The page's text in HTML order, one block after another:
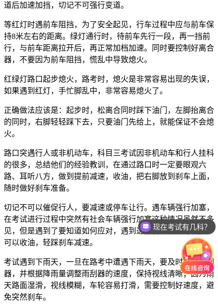
道后加速加挡，切记不可强行变道。
等红灯时遇前车阻挡，为了安全起见，行车过程中应与前车保
持8米左右的距离。绿灯通行时，待前车先行一段，再一挡前
行，与前车距离拉开后，再正常加档加速。同时要控制好离合
器，不要因为前车阻挡，慌乱中导致熄火。
红绿灯路口起步熄火，路考时，熄火是非常容易出现的失误，
如果遇到红灯，手忙脚乱中，非常容易熄火了。
正确做法应该是：起步时，松离合同时踩下油门，左脚抬离合
的同时，右脚轻轻踩下去，只要油门先给上，就能保证不会熄
火。
路口突遇行人或非机动车，科目三考试因非机动车和行人挂科
的很多，总结他们的经验教训，在通过路口时一定要眼观六
路、耳听八方，做到提前减速，收油，把右脚放到刹车上面，
随时做好刹车准备。
切记不可以催促行人，要减速或停车让行。遇车辆强行加塞，
在考试进行过程中突然有社会车辆强行加塞这种情况虽然不多
见，但是遇到了要知道如何应对，遇到这种情况切不可慌张，
可以收油，轻踩刹车减速。
考试遇到下雨天，一旦在路考中遭遇下雨天，要及时打开雨刮
器，并根据降雨量调整雨刮器的速度，保持视线清晰；因为雨
天路面湿滑，视线模糊，车轮容易打滑，需要控制好速度，避
免突然刹车。
现在考试有几科？